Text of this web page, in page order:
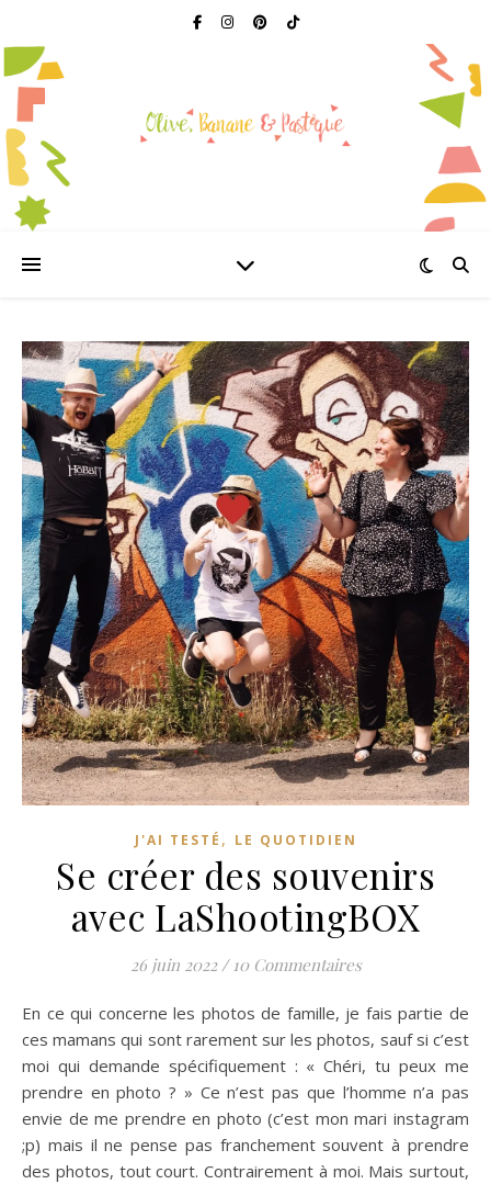
J'AI TESTÉ , LE QUOTIDIEN
Se créer des souvenirs
avec LaShootingBOX
26 juin 2022 / 10 Commentaires
En ce qui concerne les photos de famille, je fais partie de
ces mamans qui sont rarement sur les photos, sauf si c’est
moi qui demande spécifiquement : « Chéri, tu peux me
prendre en photo ? » Ce n’est pas que l’homme n’a pas
envie de me prendre en photo (c’est mon mari instagram
;p) mais il ne pense pas franchement souvent à prendre
des photos, tout court. Contrairement à moi. Mais surtout,